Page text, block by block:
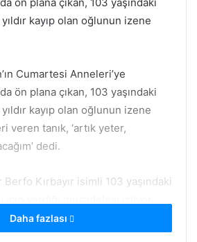
kayıp olan oğlunun izene
Cumartesi Anneleri’ye
ön plana çıkan, 103 yaşındaki
kayıp olan oğlunun izene
veren tanık, ‘artık yeter,
dedi.
Kırbayır isimli 103 yaşındaki
polisler tarafından gözaltına
beri kendisinden haber
Daha fazlası